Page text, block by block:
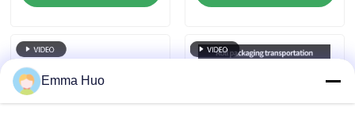
decoración de
al aire libre
cortina para la
fachada del edificio
Emma Huo